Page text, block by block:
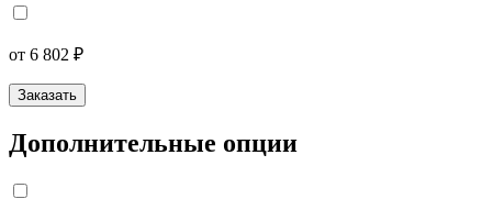
от 6 802 ₽
Заказать
Дополнительные опции